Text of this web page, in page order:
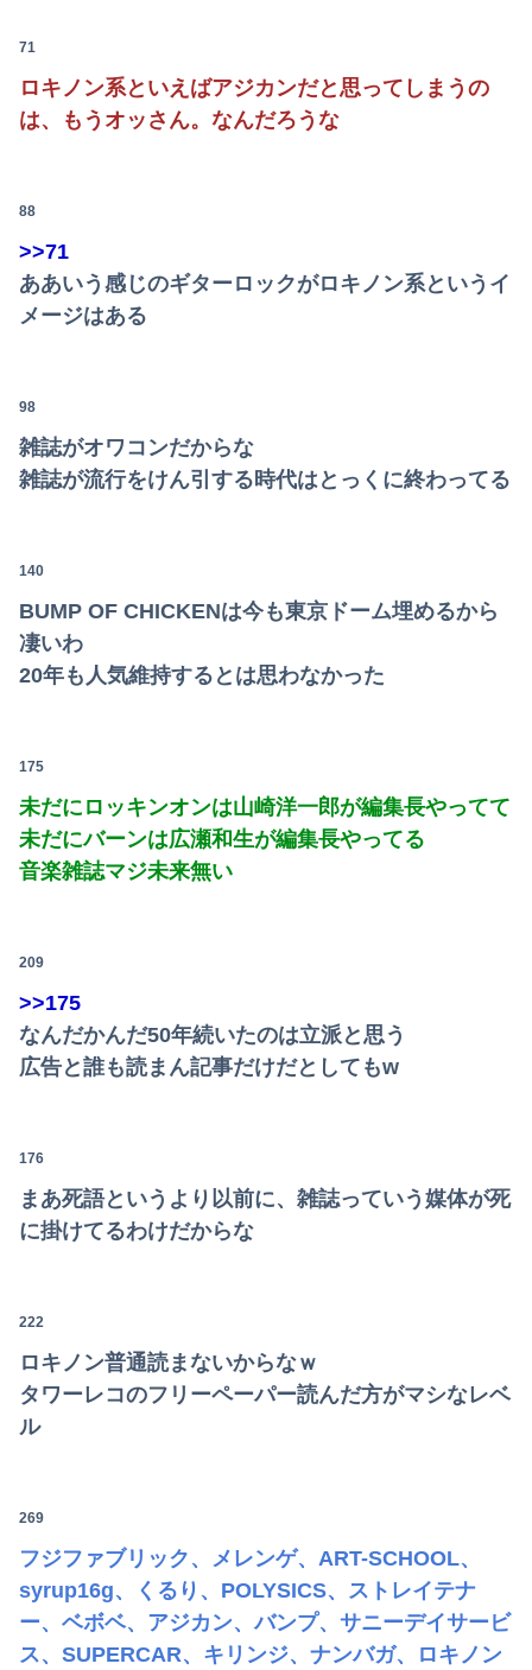
Powered by livedoor 相互RSS
71
ロキノン系といえばアジカンだと思ってしまうの
は、もうオッさん。なんだろうな
88
>>71
ああいう感じのギターロックがロキノン系というイ
メージはある
98
雑誌がオワコンだからな
雑誌が流行をけん引する時代はとっくに終わってる
140
BUMP OF CHICKENは今も東京ドーム埋めるから
凄いわ
20年も人気維持するとは思わなかった
175
未だにロッキンオンは山崎洋一郎が編集長やってて
未だにバーンは広瀬和生が編集長やってる
音楽雑誌マジ未来無い
209
>>175
なんだかんだ50年続いたのは立派と思う
広告と誰も読まん記事だけだとしてもw
176
まあ死語というより以前に、雑誌っていう媒体が死
に掛けてるわけだからな
222
ロキノン普通読まないからなｗ
タワーレコのフリーペーパー読んだ方がマシなレベ
ル
269
フジファブリック、メレンゲ、ART-SCHOOL、
syrup16g、くるり、POLYSICS、ストレイテナ
ー、ベボベ、アジカン、バンプ、サニーデイサービ
ス、SUPERCAR、キリンジ、ナンバガ、ロキノン